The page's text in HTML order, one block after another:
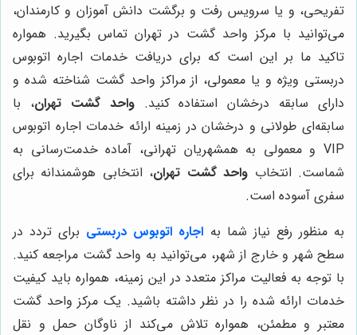
تفریحی، و یا سرویس رفت و برگشت دانش آموزان و کارمندان،
می‌توانید با مرکز واحد گشت در تهران تماس بگیرید. همواره
تاکید ما بر این است که برای دریافت خدمات اجاره اتوبوس
دربستی ویژه و یا معمولی، از مراکز واحد گشت شناخته شده و
دارای سابقه درخشان استفاده کنید.واحد گشت تهران، با
سابقه‌ای طولانی و درخشان در زمینه ارائه خدمات اجاره اتوبوس
VIP و معمولی به همشهریان تهرانی، آماده خدمت‌رسانی به
شماست. انتخاب واحد گشت تهران، انتخابی هوشمندانه برای
سفری آسوده است.
به منظور رفع نیاز شما به اجاره اتوبوس دربستی برای تردد در
سطح شهر و خارج از شهر، می‌توانید به واحد گشت مراجعه کنید.
با توجه به فعالیت مراکز متعدد در این زمینه، همواره باید کیفیت
خدمات ارائه شده را در نظر داشته باشید. یک مرکز واحد گشت
معتبر و مطمئن، همواره تلاش می‌کند از ناوگان حمل و نقل